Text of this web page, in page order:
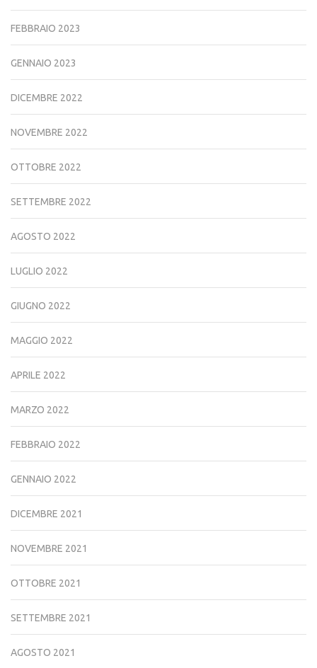
FEBBRAIO 2023
GENNAIO 2023
DICEMBRE 2022
NOVEMBRE 2022
OTTOBRE 2022
SETTEMBRE 2022
AGOSTO 2022
LUGLIO 2022
GIUGNO 2022
MAGGIO 2022
APRILE 2022
MARZO 2022
FEBBRAIO 2022
GENNAIO 2022
DICEMBRE 2021
NOVEMBRE 2021
OTTOBRE 2021
SETTEMBRE 2021
AGOSTO 2021